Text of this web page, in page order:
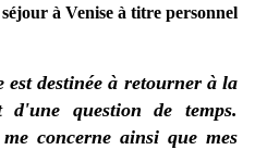
à Venise à titre personnel
est destinée à retourner à la
question de temps.
concerne ainsi que mes